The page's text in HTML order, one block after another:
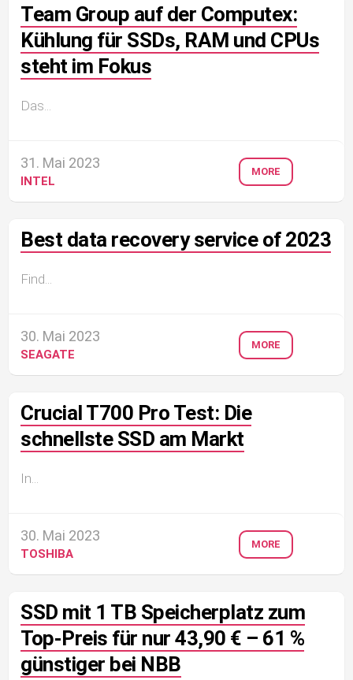
Team Group auf der Computex:
Kühlung für SSDs, RAM und CPUs
steht im Fokus
Das...
31. Mai 2023
INTEL
MORE
Best data recovery service of 2023
Find...
30. Mai 2023
SEAGATE
MORE
Crucial T700 Pro Test: Die
schnellste SSD am Markt
In...
30. Mai 2023
TOSHIBA
MORE
SSD mit 1 TB Speicherplatz zum
Top-Preis für nur 43,90 € – 61 %
günstiger bei NBB